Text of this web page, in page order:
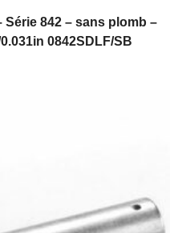
Série 842 – sans plomb –
0842SDLF/SB